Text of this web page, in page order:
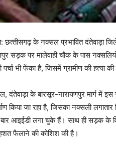
छत्‍तीसगढ़ के नक्‍सल प्रभावित दंतेवाड़ा
सड़क पर मालेवाही चौक के पास
भी फेंका है, जिसमें ग्रामीण की हत्या
दंतेवाड़ा के बारसूर-नारायणपुर मार्ग में
किया जा रहा है, जिसका नक्सली
आइईडी लगा चुके हैं। साथ ही सड़क के
फैलाने की कोशिश की है।